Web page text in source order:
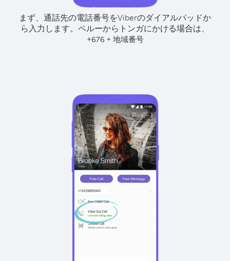
まず、通話先の電話番号をViberのダイアルパッドか
ら入力します。 ペルーからトンガにかける場合は、
+676 + 地域番号